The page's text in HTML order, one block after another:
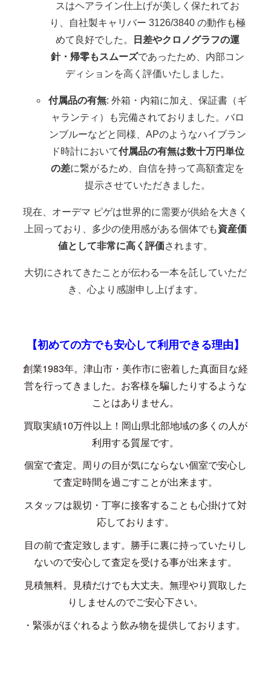
スはヘアライン仕上げが美しく保たれてお
り、自社製キャリバー 3126/3840 の動作も極
めて良好でした。
日差やクロノグラフの運
針・帰零もスムーズであったため、内部コン
ディションを高く評価いたしました。
付属品の有無: 外箱・内箱に加え、保証書（ギ
ャランティ）も完備されておりました。バロ
ンブルーなどと同様、APのようなハイブラン
ド時計において付属品の有無は数十万円単位
の差に繋がるため、自信を持って高額査定を
提示させていただきました。
現在、オーデマ ピゲは世界的に需要が供給を大きく
上回っており、多少の使用感がある個体でも資産価
値として非常に高く評価されます。
大切にされてきたことが伝わる一本を託していただ
き、心より感謝申し上げます。
【初めての方でも安心して利用できる理由】
創業1983年。津山市・美作市に密着した真面目な経
営を行ってきました。お客様を騙したりするような
ことはありません。
買取実績10万件以上！岡山県北部地域の多くの人が
利用する質屋です。
個室で査定。周りの目が気にならない個室で安心し
て査定時間を過ごすことが出来ます。
スタッフは親切・丁寧に接客することも心掛けて対
応しております。
目の前で査定致します。勝手に裏に持っていたりし
ないので安心して査定を受ける事が出来ます。
見積無料。見積だけでも大丈夫。無理やり買取した
りしませんのでご安心下さい。
・緊張がほぐれるよう飲み物を提供しております。